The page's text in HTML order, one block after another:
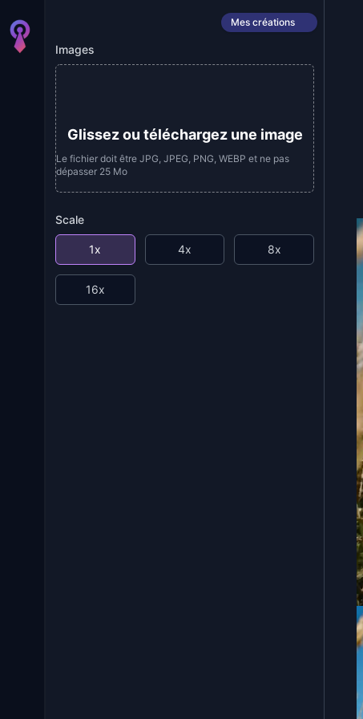
Mes créations
Images
Glissez ou téléchargez une image
Le fichier doit être JPG, JPEG, PNG, WEBP et ne pas
dépasser 25 Mo
Scale
1x 4x 8x
16x